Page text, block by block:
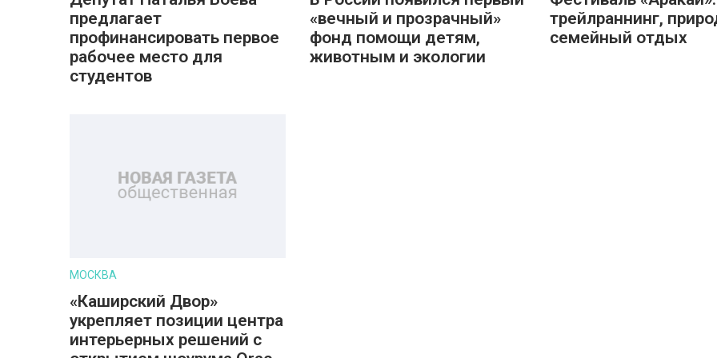
предлагает
профинансировать первое
рабочее место для
студентов
«вечный и прозрачный»
фонд помощи детям,
животным и экологии
трейлраннинг,
семейный отдых
МОСКВА
«Каширский Двор»
укрепляет позиции центра
интерьерных решений с